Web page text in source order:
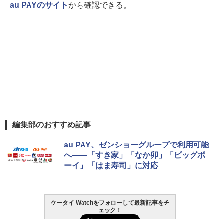
au PAYのサイトから確認できる。
編集部のおすすめ記事
au PAY、ゼンショーグループで利用可能
へ――「すき家」「なか卯」「ビッグボ
ーイ」「はま寿司」に対応
ケータイ Watchをフォローして最新記事をチ
ェック！